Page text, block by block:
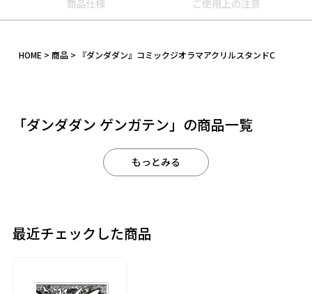
商品仕様 ご使用上の注意
HOME 商品 『ダンダダン』コミックジオラマアクリルスタンドC
「ダンダダン ゲンガテン」の商品一覧
もっとみる
最近チェックした商品
作品